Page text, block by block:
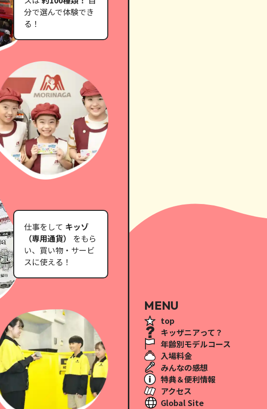
分で選んで体験でき
る！
仕事をして キッゾ
（専用通貨） をもら
い、買い物・サービ
スに使える！
MENU
top
キッザニアって？
年齢別モデルコース
入場料金
みんなの感想
特典＆便利情報
アクセス
Global Site